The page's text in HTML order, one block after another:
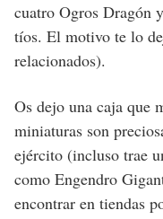
cuatro Ogros Dragón
tíos. El motivo te lo
relacionados).
Os dejo una caja que
miniaturas son
ejército (incluso trae
como Engendro
encontrar en tiendas